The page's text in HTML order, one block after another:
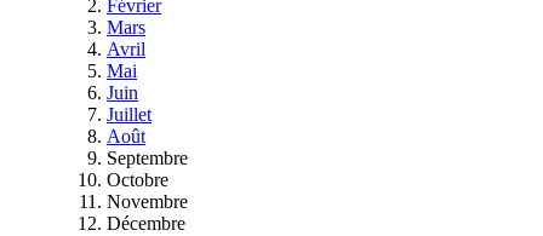
Février
Mars
Avril
Mai
Juin
Juillet
Août
Septembre
Octobre
Novembre
Décembre